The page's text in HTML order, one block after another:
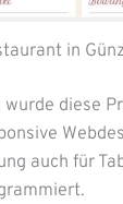
in
diese
auch für